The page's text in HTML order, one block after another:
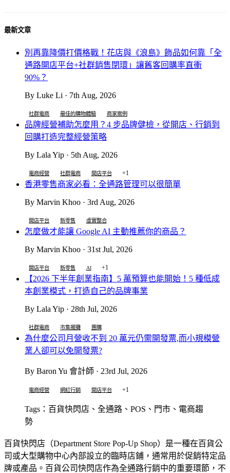
最新文章
別再靠降價打價格戰！花店與《浪島》飾品如何靠「全
通路開店平台+社群銷售閉環」讓舊客回購率直衝
90%？
By Luke Li · 7th Aug, 2026
社群電商 最佳的購物體驗 商家案例
品牌經營補助怎麼用？4 步品牌健檢，從開店、行銷到
回購打造完整經營策略
By Lala Yip · 5th Aug, 2026
電商經營 社群電商 開店平台 +1
香港零售商家必看：全通路管理可以很簡單
By Marvin Khoo · 3rd Aug, 2026
開店平台 新零售 虛實整合
怎麼做才能讓 Google AI 主動推薦你的商品？
By Marvin Khoo · 31st Jul, 2026
開店平台 新零售 AI +1
【2026 下半年創業指南】5 萬預算也能開始！5 種低成
本創業模式，打造自己的品牌事業
By Lala Yip · 28th Jul, 2026
社群電商 市集擺攤 團購
為什麼公司月營收不到 20 萬元仍需開發票,而小規模營
業人卻可以免開發票?
By Baron Yu 會計師 · 23rd Jul, 2026
電商經營 網紅行銷 開店平台 +1
Tags：百貨快閃店、全通路、POS、門市、電商趨
勢
百貨快閃店（Department Store Pop-Up Shop）是一種在百貨公
司或大型購物中心內部設立的臨時店鋪，通常用於促銷特定品
牌或產品。百貨公司快閃店作為全通路行銷中的重要環節，不